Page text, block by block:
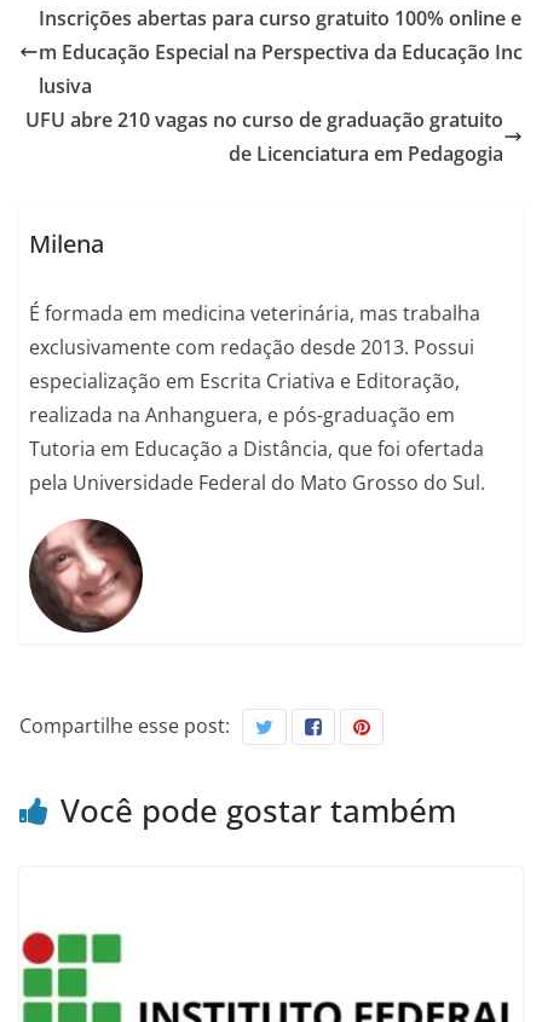
Inscrições abertas para curso gratuito 100% online e
m Educação Especial na Perspectiva da Educação Inc
lusiva
UFU abre 210 vagas no curso de graduação gratuito
de Licenciatura em Pedagogia
Milena
É formada em medicina veterinária, mas trabalha
exclusivamente com redação desde 2013. Possui
especialização em Escrita Criativa e Editoração,
realizada na Anhanguera, e pós-graduação em
Tutoria em Educação a Distância, que foi ofertada
pela Universidade Federal do Mato Grosso do Sul.
Compartilhe esse post:
Você pode gostar também